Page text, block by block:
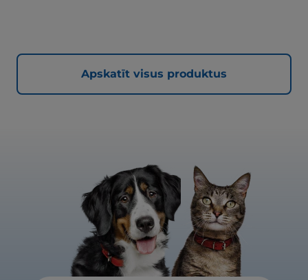
Apskatīt visus produktus